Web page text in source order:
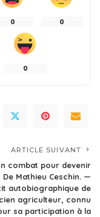
0 0
0
ARTICLE SUIVANT
combat pour devenir
De Mathieu Ceschin. —
autobiographique de
agriculteur, connu
sa participation à la